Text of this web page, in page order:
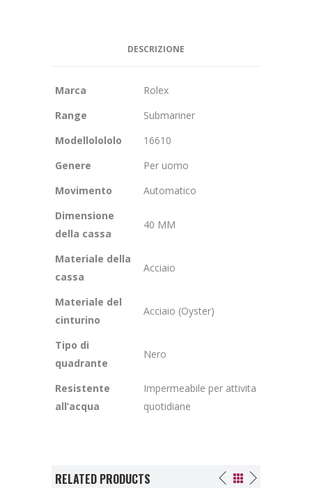
DESCRIZIONE
Marca
Rolex
Range
Submariner
Modellolololo
16610
Genere
Per uomo
Movimento
Automatico
Dimensione
della cassa
40 MM
Materiale della
cassa
Acciaio
Materiale del
cinturino
Acciaio (Oyster)
Tipo di
quadrante
Nero
Resistente
all’acqua
Impermeabile per attivita
quotidiane
RELATED PRODUCTS